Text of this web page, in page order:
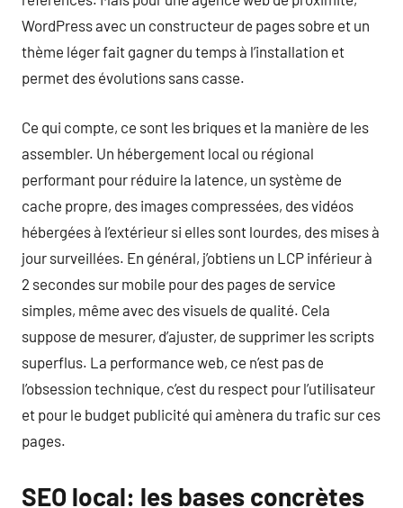
WordPress avec un constructeur de pages sobre et un
thème léger fait gagner du temps à l’installation et
permet des évolutions sans casse.
Ce qui compte, ce sont les briques et la manière de les
assembler. Un hébergement local ou régional
performant pour réduire la latence, un système de
cache propre, des images compressées, des vidéos
hébergées à l’extérieur si elles sont lourdes, des mises à
jour surveillées. En général, j’obtiens un LCP inférieur à
2 secondes sur mobile pour des pages de service
simples, même avec des visuels de qualité. Cela
suppose de mesurer, d’ajuster, de supprimer les scripts
superflus. La performance web, ce n’est pas de
l’obsession technique, c’est du respect pour l’utilisateur
et pour le budget publicité qui amènera du trafic sur ces
pages.
SEO local: les bases concrètes